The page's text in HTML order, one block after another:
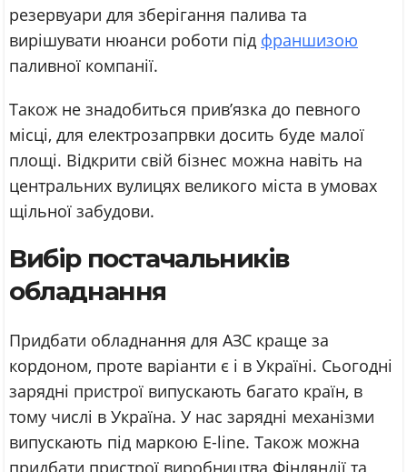
резервуари для зберігання палива та
вирішувати нюанси роботи під франшизою
паливної компанії.
Також не знадобиться прив’язка до певного
місці, для електрозапрвки досить буде малої
площі. Відкрити свій бізнес можна навіть на
центральних вулицях великого міста в умовах
щільної забудови.
Вибір постачальників
обладнання
Придбати обладнання для АЗС краще за
кордоном, проте варіанти є і в Україні. Сьогодні
зарядні пристрої випускають багато країн, в
тому числі в Україна. У нас зарядні механізми
випускають під маркою E-line. Також можна
придбати пристрої виробництва Фінляндії та